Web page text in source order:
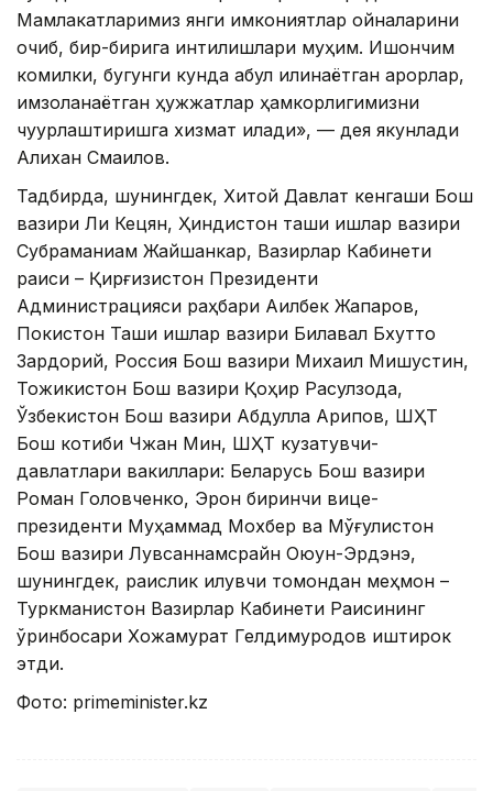
Мамлакатларимиз янги имкониятлар ойналарини
очиб, бир-бирига интилишлари муҳим. Ишончим
комилки, бугунги кунда қабул қилинаётган қарорлар,
имзоланаётган ҳужжатлар ҳамкорлигимизни
чуқурлаштиришга хизмат қилади», — дея якунлади
Алихан Смаилов.
Тадбирда, шунингдек, Хитой Давлат кенгаши Бош
вазири Ли Кецян, Ҳиндистон ташқи ишлар вазири
Субраманиам Жайшанкар, Вазирлар Кабинети
раиси – Қирғизистон Президенти
Администрацияси раҳбари Ақилбек Жапаров,
Покистон Ташқи ишлар вазири Билавал Бхутто
Зардорий, Россия Бош вазири Михаил Мишустин,
Тожикистон Бош вазири Қоҳир Расулзода,
Ўзбекистон Бош вазири Абдулла Арипов, ШҲТ
Бош котиби Чжан Мин, ШҲТ кузатувчи-
давлатлари вакиллари: Беларусь Бош вазири
Роман Головченко, Эрон биринчи вице-
президенти Муҳаммад Мохбер ва Мўғулистон
Бош вазири Лувсаннамсрайн Оюун-Эрдэнэ,
шунингдек, раислик қилувчи томондан меҳмон –
Туркманистон Вазирлар Кабинети Раисининг
ўринбосари Хожамурат Гелдимуродов иштирок
этди.
Фото: primeminister.kz